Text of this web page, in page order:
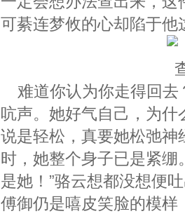
可綦连梦攸的心却陷于他
难道你认为你走得回去
吭声。她好气自己，为什
说是轻松，真要她松弛
时，她整个身子已是
是她！”骆云想都没想便
傅御仍是嘻皮笑脸的模